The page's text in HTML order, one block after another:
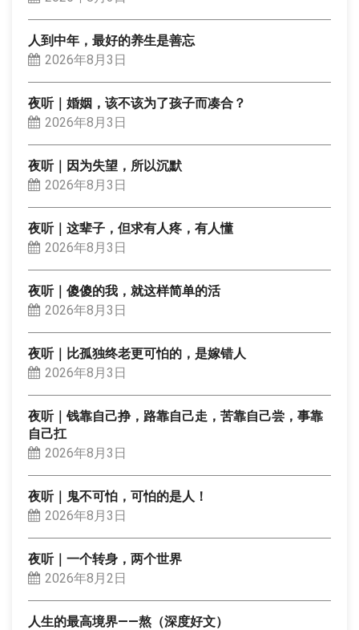
人到中年，最好的养生是善忘
2026年8月3日
夜听｜婚姻，该不该为了孩子而凑合？
2026年8月3日
夜听｜因为失望，所以沉默
2026年8月3日
夜听｜这辈子，但求有人疼，有人懂
2026年8月3日
夜听｜傻傻的我，就这样简单的活
2026年8月3日
夜听｜比孤独终老更可怕的，是嫁错人
2026年8月3日
夜听｜钱靠自己挣，路靠自己走，苦靠自己尝，事靠
自己扛
2026年8月3日
夜听｜鬼不可怕，可怕的是人！
2026年8月3日
夜听｜一个转身，两个世界
2026年8月2日
人生的最高境界——熬（深度好文）